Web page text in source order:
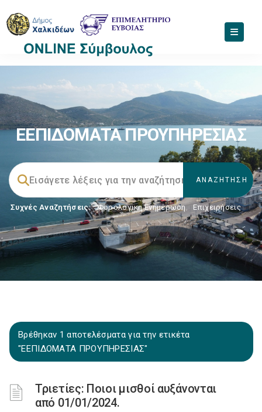
ΕΕΠΙΔΟΜΑΤΑ ΠΡΟΥΠΗΡΕΣΙΑΣ
Συχνές Αναζητήσεις: Φορολογικη Ενημέρωση, Επιχειρήσεις
Βρέθηκαν 1 αποτελέσματα για την ετικέτα
"ΕΕΠΙΔΟΜΑΤΑ ΠΡΟΥΠΗΡΕΣΙΑΣ"
Τριετίες: Ποιοι μισθοί αυξάνονται
από 01/01/2024.